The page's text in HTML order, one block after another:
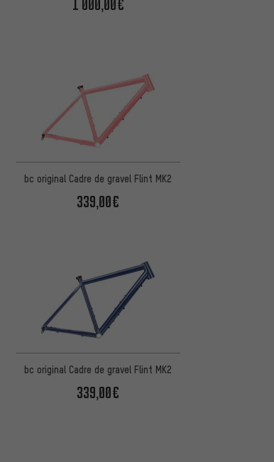
bc original Cadre de gravel Flint MK2
339,00€
bc original Cadre de gravel Flint MK2
339,00€